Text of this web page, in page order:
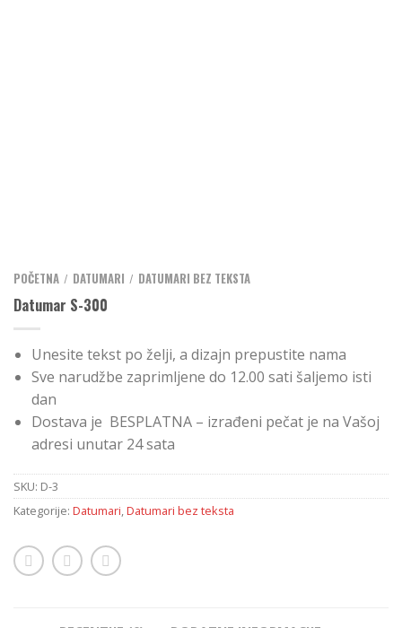
POČETNA / DATUMARI / DATUMARI BEZ TEKSTA
Datumar S-300
Unesite tekst po želji, a dizajn prepustite nama
Sve narudžbe zaprimljene do 12.00 sati šaljemo isti
dan
Dostava je BESPLATNA – izrađeni pečat je na Vašoj
adresi unutar 24 sata
SKU: D-3
Kategorije: Datumari,Datumari bez teksta